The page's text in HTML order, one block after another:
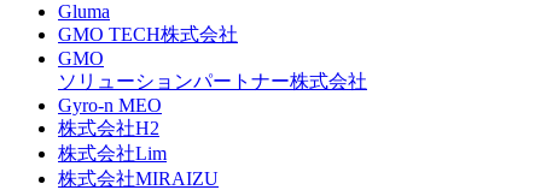
Gluma
GMO TECH株式会社
GMO
ソリューションパートナー株式会社
Gyro-n MEO
株式会社H2
株式会社Lim
株式会社MIRAIZU